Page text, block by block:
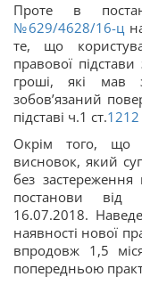
Проте в
№629/4628/16-ц
те, що
правової
гроші, які мав
зобов’язаний
підставі ч.1 ст.1212
Окрім того, що
висновок, який
без
постанови від
16.07.2018.
наявності нової
впродовж 1,5
попередньою